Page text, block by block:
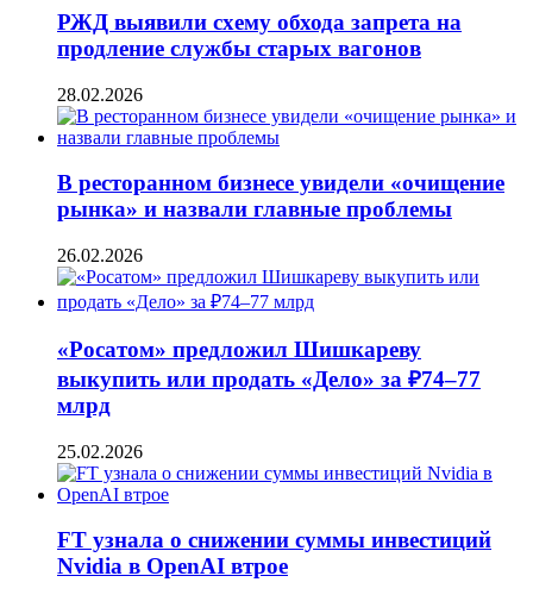
РЖД выявили схему обхода запрета на
продление службы старых вагонов
28.02.2026
В ресторанном бизнесе увидели «очищение
рынка» и назвали главные проблемы
26.02.2026
«Росатом» предложил Шишкареву
выкупить или продать «Дело» за ₽74–77
млрд
25.02.2026
FT узнала о снижении суммы инвестиций
Nvidia в OpenAI втрое